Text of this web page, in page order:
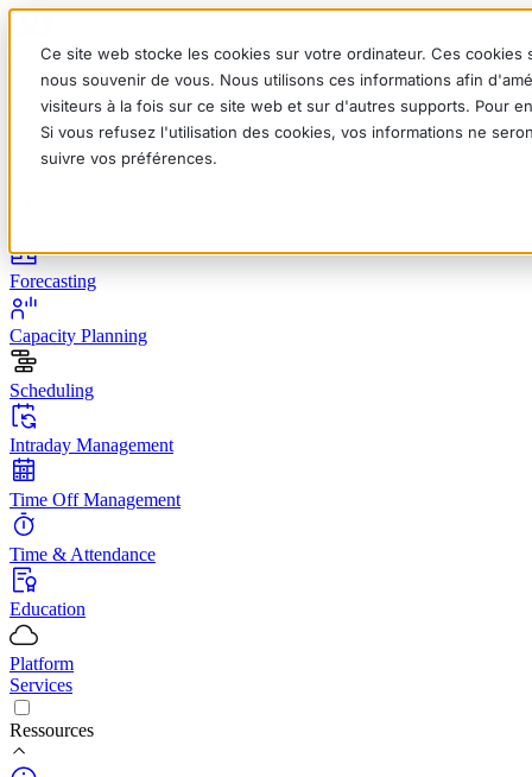
Ce site web stocke les cookies sur votre ordinateur. Ces
nous souvenir de vous. Nous utilisons ces informations afin
visiteurs à la fois sur ce site web et sur d'autres supports. Pour
Si vous refusez l'utilisation des cookies, vos informations ne
suivre vos préférences.
EnglishDeutschFrançaisEspañolItaliano
Forecasting
Capacity Planning
Scheduling
Intraday Management
Time Off Management
Time & Attendance
Education
Platform
Services
Ressources